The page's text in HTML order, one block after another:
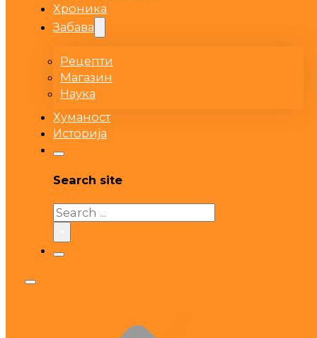
Хроника
Забава
Рецепти
Магазин
Наука
Хуманост
Историја
Search site
Search